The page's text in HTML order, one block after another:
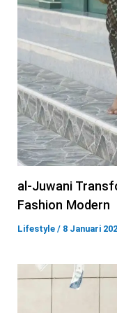
al-Juwani
Fashion Modern
Lifestyle / 8 Januari